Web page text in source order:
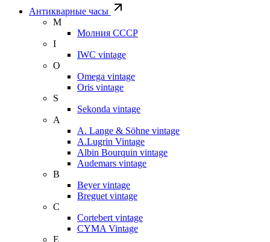
Антикварные часы
М
Молния СССР
I
IWC vintage
O
Omega vintage
Oris vintage
S
Sekonda vintage
A
A. Lange & Söhne vintage
A.Lugrin Vintage
Albin Bourquin vintage
Audemars vintage
B
Beyer vintage
Breguet vintage
C
Cortebert vintage
CYMA Vintage
E